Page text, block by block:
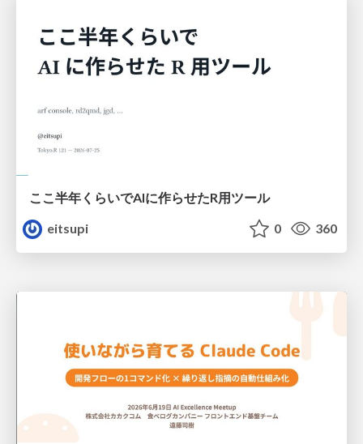
ここ半年くらいでAIに作らせたR用ツール
eitsupi
0 360